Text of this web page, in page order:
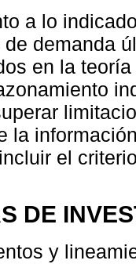
a lo
demanda
en la
la
el
DE
y